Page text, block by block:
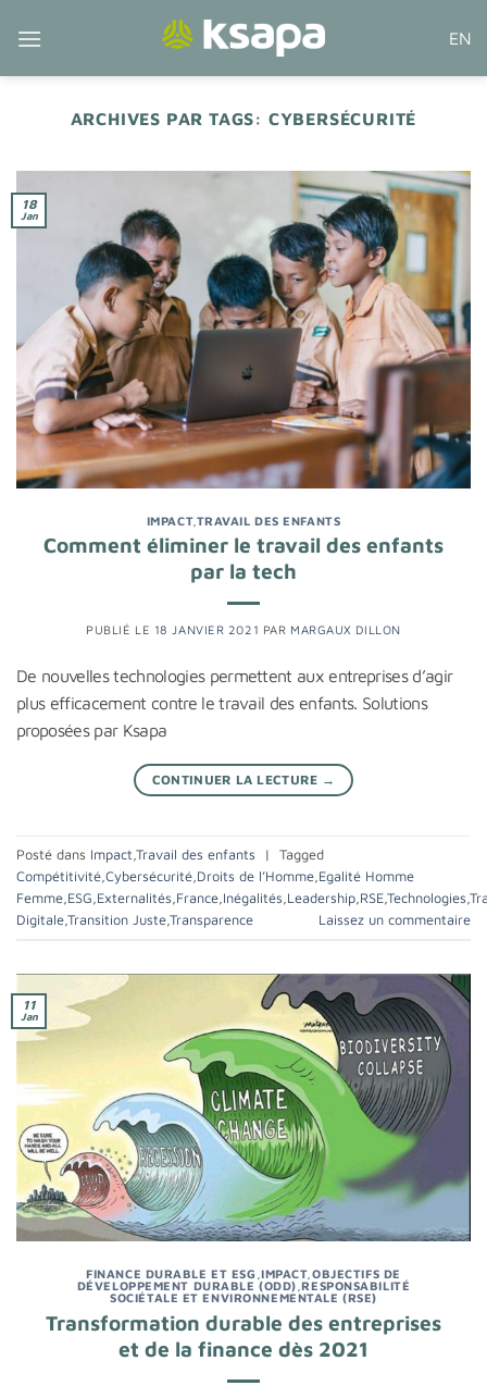
EN
ARCHIVES PAR TAGS: CYBERSÉCURITÉ
18
Jan
IMPACT, TRAVAIL DES ENFANTS
Comment éliminer le travail des enfants
par la tech
PUBLIÉ LE 18 JANVIER 2021 PAR MARGAUX DILLON
De nouvelles technologies permettent aux entreprises d’agir
plus efficacement contre le travail des enfants. Solutions
proposées par Ksapa
CONTINUER LA LECTURE →
Posté dans Impact Travail des enfants |
Tagged
Compétitivité Cybersécurité Droits de l’Homme Egalité Homme
Femme ESG Externalités France Inégalités Leadership RSE Technologies
Digitale Transition Juste Transparence Laissez un commentaire
11
Jan
FINANCE DURABLE ET ESG ,IMPACT,OBJECTIFS DE
DÉVELOPPEMENT DURABLE (ODD) ,RESPONSABILITÉ
SOCIÉTALE ET ENVIRONNEMENTALE (RSE)
Transformation durable des entreprises
et de la finance dès 2021